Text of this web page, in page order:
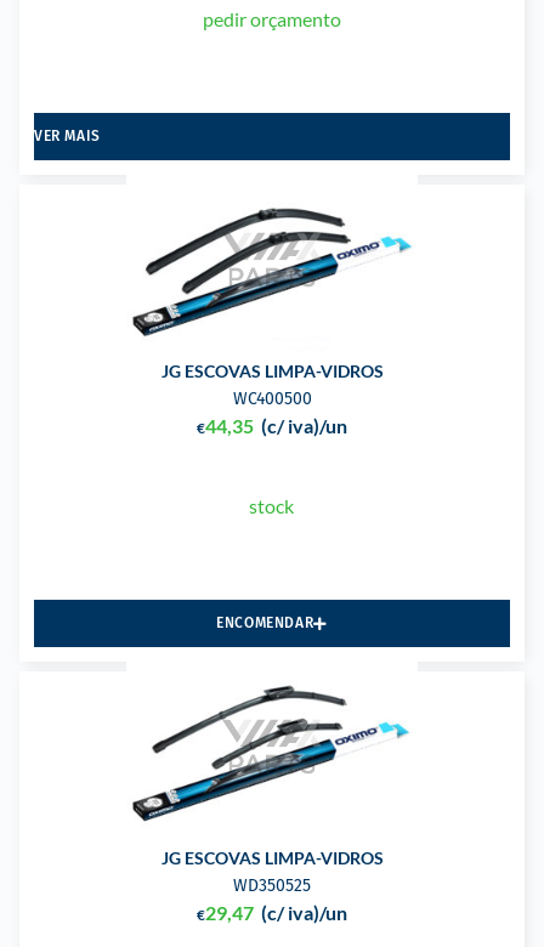
pedir orçamento
VER MAIS
JG ESCOVAS LIMPA-VIDROS
WC400500
€44,35 (c/ iva)/un
stock
ENCOMENDAR
JG ESCOVAS LIMPA-VIDROS
WD350525
€29,47 (c/ iva)/un